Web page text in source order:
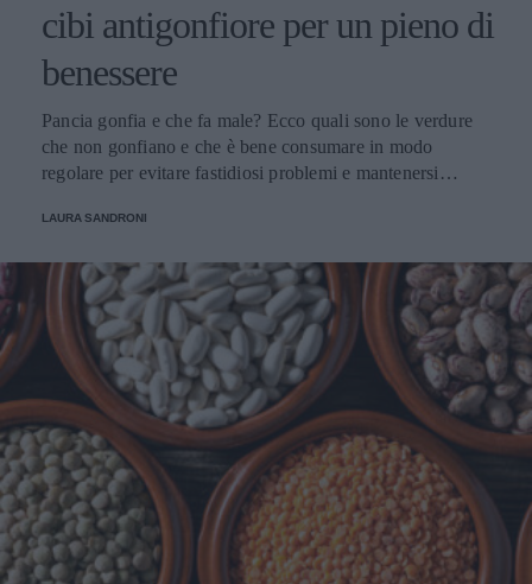
cibi antigonfiore per un pieno di
benessere
Pancia gonfia e che fa male? Ecco quali sono le verdure
che non gonfiano e che è bene consumare in modo
regolare per evitare fastidiosi problemi e mantenersi
LAURA SANDRONI